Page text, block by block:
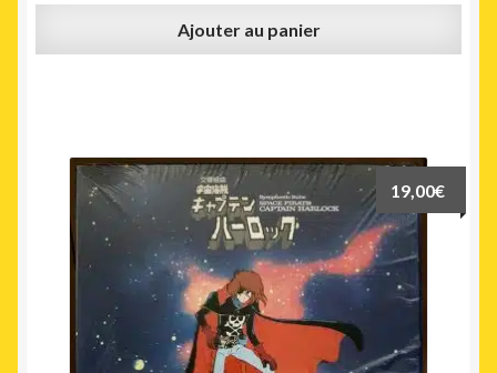
Ajouter au panier
19,00€